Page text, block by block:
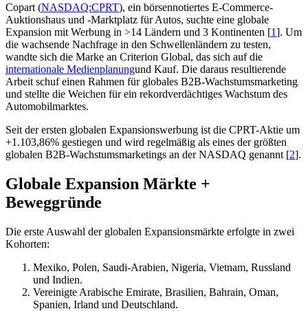
Copart (NASDAQ:CPRT), ein börsennotiertes E-Commerce-
Auktionshaus und -Marktplatz für Autos, suchte eine globale
Expansion mit Werbung in >14 Ländern und 3 Kontinenten [1]. Um
die wachsende Nachfrage in den Schwellenländern zu testen,
wandte sich die Marke an Criterion Global, das sich auf die
internationale Medienplanungund Kauf. Die daraus resultierende
Arbeit schuf einen Rahmen für globales B2B-Wachstumsmarketing
und stellte die Weichen für ein rekordverdächtiges Wachstum des
Automobilmarktes.
Seit der ersten globalen Expansionswerbung ist die CPRT-Aktie um
+1.103,86% gestiegen und wird regelmäßig als eines der größten
globalen B2B-Wachstumsmarketings an der NASDAQ genannt [2].
Globale Expansion Märkte +
Beweggründe
Die erste Auswahl der globalen Expansionsmärkte erfolgte in zwei
Kohorten:
Mexiko, Polen, Saudi-Arabien, Nigeria, Vietnam, Russland
und Indien.
Vereinigte Arabische Emirate, Brasilien, Bahrain, Oman,
Spanien, Irland und Deutschland.